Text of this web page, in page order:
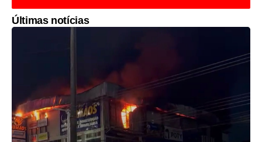
Últimas notícias